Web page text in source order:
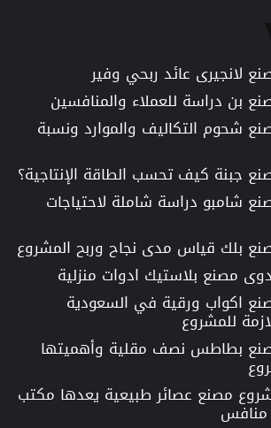
لانجيرى عائد ربحي وفير
بن دراسة للعملاء والمنافسين
شحوم التكاليف والموارد ونسبة
جبنة كيف تحسب الطاقة الإنتاجية؟
شامبو دراسة شاملة لاحتياجات
بلك قياس مدى نجاح وربح المشروع
مصنع بلاستيك ادوات منزلية
اكواب ورقية في السعودية
للمشروع
بطاطس نصف مقلية وأهميتها
مصنع عصائر طبيعية يعدها مكتب
منافس